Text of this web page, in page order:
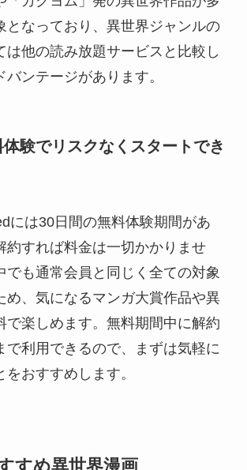
となっており、異世界ジャンルの
は他の読み放題サービスと比較し
ンテージがあります。
験でリスクなくスタートでき
には30日間の無料体験期間があ
約すれば料金は一切かかりませ
でも通常会員と同じく全ての対象
め、気になるマンガ大賞作品や異
で楽しめます。無料期間中に解約
で利用できるので、まずは気軽に
おすすめします。